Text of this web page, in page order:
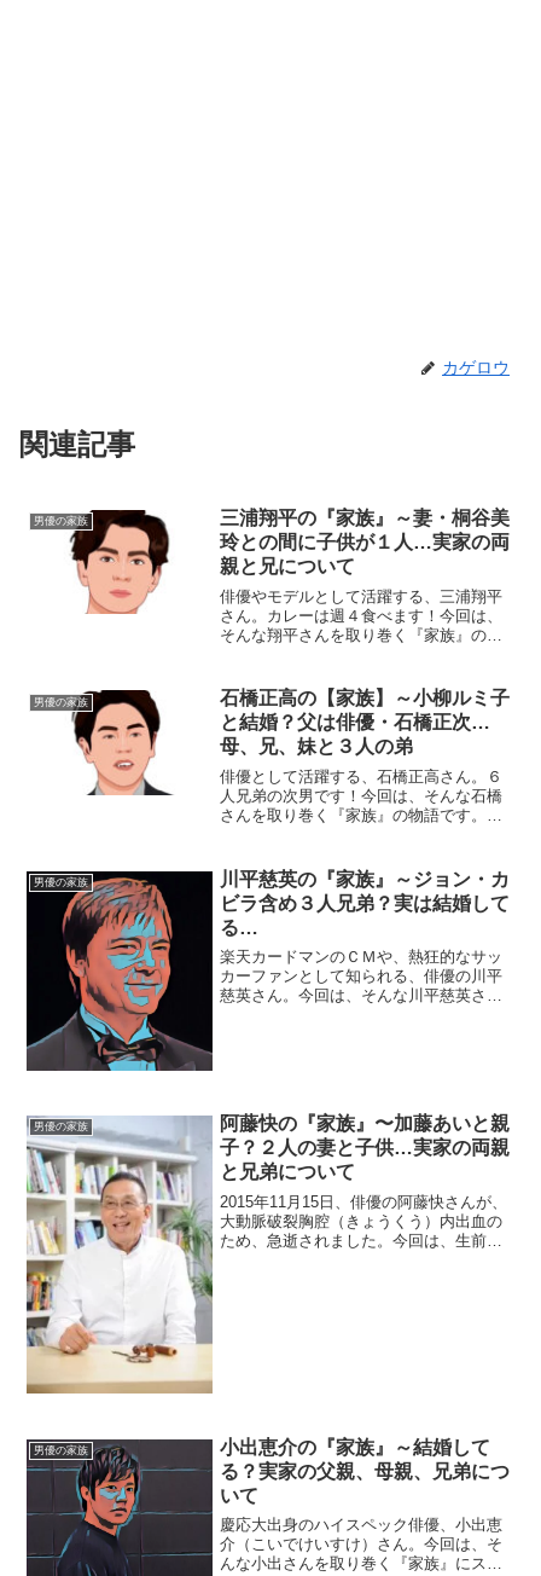
カゲロウ
関連記事
男優の家族
三浦翔平の『家族』～妻・桐谷美
玲との間に子供が１人…実家の両
親と兄について
俳優やモデルとして活躍する、三浦翔平
さん。カレーは週４食べます！今回は、
そんな翔平さんを取り巻く『家族』の物
年〉6月3日身 長：181cm血液型 ：
A型出身地 ...
男優の家族
石橋正高の【家族】～小柳ルミ子
と結婚？父は俳優・石橋正次…
母、兄、妹と３人の弟
俳優として活躍する、石橋正高さん。６
人兄弟の次男です！今回は、そんな石橋
さんを取り巻く『家族』の物語です。
日身長体重：170cm/58kg血液型 ：AB
型家族構...
男優の家族
川平慈英の『家族』～ジョン・カ
ビラ含め３人兄弟？実は結婚して
る…
楽天カードマンのＣＭや、熱狂的なサッ
カーファンとして知られる、俳優の川平
慈英さん。今回は、そんな川平慈英さん
男優の家族
阿藤快の『家族』〜加藤あいと親
子？２人の妻と子供…実家の両親
と兄弟について
2015年11月15日、俳優の阿藤快さんが、
大動脈破裂胸腔（きょうくう）内出血の
ため、急逝されました。今回は、生前の
男優の家族
小出恵介の『家族』～結婚して
る？実家の父親、母親、兄弟につ
いて
慶応大出身のハイスペック俳優、小出恵
介（こいでけいすけ）さん。今回は、そ
んな小出さんを取り巻く『家族』にスポ